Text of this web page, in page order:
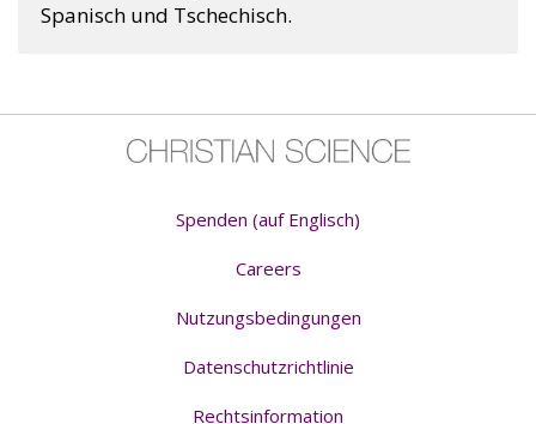
Spanisch und Tschechisch.
Spenden (auf Englisch)
Careers
Nutzungsbedingungen
Datenschutzrichtlinie
Rechtsinformation